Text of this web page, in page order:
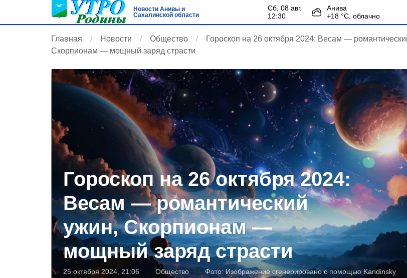
Новости Анивы и
Сахалинской области
сб, 08 авг.
12:30
Анива
+18 °С, облачно
Главная Новости Общество
Гороскоп на 26 октября 2024: Весам —
Скорпионам — мощный заряд страсти
Гороскоп на 26 октября 2024:
Весам — романтический
ужин, Скорпионам —
мощный заряд страсти
25 октября 2024, 21:06 Общество Фото: Изображение сгенерировано с помощью Kandinsky